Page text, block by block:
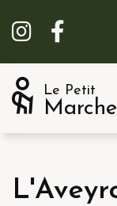
Le Petit